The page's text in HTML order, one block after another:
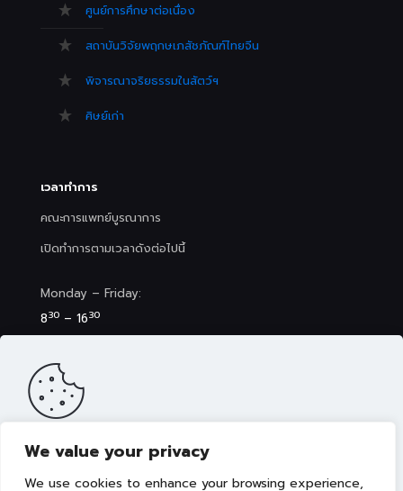
We value your privacy
We use cookies to enhance your browsing experience,
ศูนย์การศึกษาต่อเนื่อง
สถาบันวิจัยพฤกษเภสัชภัณฑ์ไทยจีน
พิจารณาจริยธรรมในสัตว์ฯ
ศิษย์เก่า
เวลาทำการ
คณะการแพทย์บูรณาการ
เปิดทำการตามเวลาดังต่อไปนี้
Monday – Friday:
830 – 1630
8 30– 17
เว็บไซต์นี้มีการจัดเก็บคุกกี้เพื่อมอบประสบการณ์การใช้งานเว็บไซต์ของ
ขาย เลือกเนื้อหาที่เหมาะสมให้กับคุณอย่างเป็นส่วนตัว ท่านสามารถศึกษา